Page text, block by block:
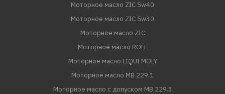
Моторное масло ZIC 5w40
Моторное масло ZIC 5w30
Моторное масло ZIC
Моторное масло ROLF
Моторное масло LIQUI MOLY
Моторное масло MB 229.1
Моторное масло с допуском MB 229.3